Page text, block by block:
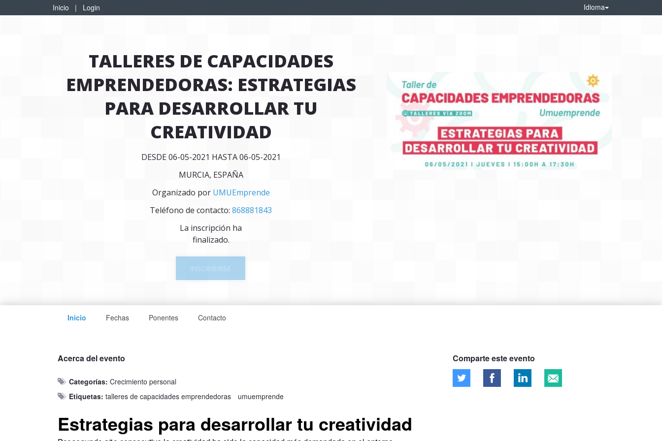
Inicio | Login Idioma
TALLERES DE CAPACIDADES
EMPRENDEDORAS: ESTRATEGIAS
PARA DESARROLLAR TU
CREATIVIDAD
DESDE 06-05-2021 HASTA 06-05-2021
MURCIA, ESPAÑA
Organizado por UMUEmprende
Teléfono de contacto:868881843
La inscripción ha
finalizado.
INSCRIBIRSE
Inicio Fechas Ponentes Contacto
Acerca del evento
Categorías: Crecimiento personal
Etiquetas: talleres de capacidades emprendedoras umuemprende
Estrategias para desarrollar tu creatividad
Comparte este evento